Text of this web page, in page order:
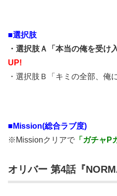
■選択肢
・選択肢Ａ「本当の俺を受け
UP!
・選択肢Ｂ「キミの全部、俺
■Mission(総合ラブ度)
※Missionクリアで 「ガチャP
オリバー 第4話『